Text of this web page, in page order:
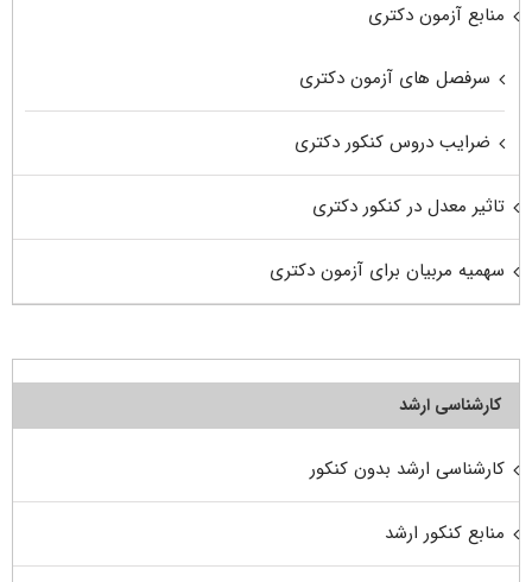
منابع آزمون دکتری
سرفصل های آزمون دکتری
ضرایب دروس کنکور دکتری
تاثیر معدل در کنکور دکتری
سهمیه مربیان برای آزمون دکتری
کارشناسی ارشد
کارشناسی ارشد بدون کنکور
منابع کنکور ارشد